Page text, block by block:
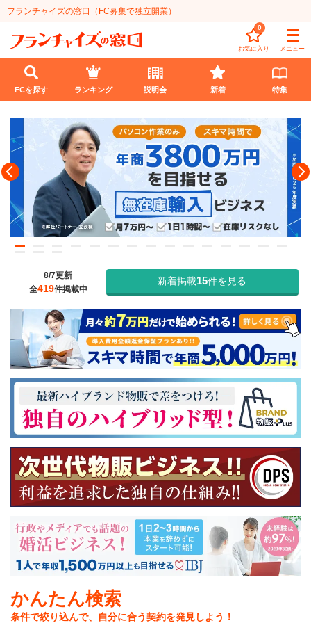
フランチャイズの窓口（FC募集で独立開業）
お気に入り
0
メニュー
FCを探す
代理店業
教育・保育業
サービス業
小売業
介護・福祉業
美容・健康業
海外FC本部
インターン独立・社員募集
開業資金
1円〜100万円
301万円～500万円
501万円～1000万円
1001万円以上
エリア
東北
甲信越・北陸
関東
東海
近畿
四国
中国
九州・沖縄
総合ランキング
介護
塾
リペアクリーニング
100万以下で開業
夫婦で開業
脱サラで開業
副業・サイドビジネス
説明会
イベント
お役立ち情報コラム
会員登録 ログイン
FCを探す ランキング 説明会 新着 特集
8/7更新
全419件掲載中
新着掲載15件を見る
かんたん検索
条件で絞り込んで、自分に合う契約を発見しよう！